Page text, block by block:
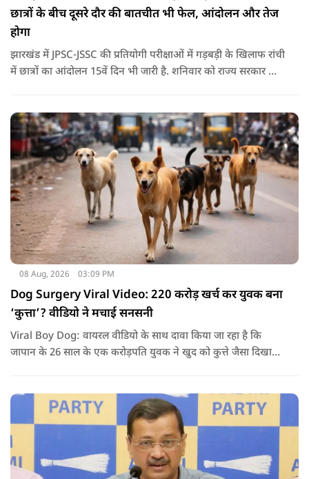
छात्रों के बीच दूसरे दौर की बातचीत भी फेल, आंदोलन और तेज
होगा
झारखंड में JPSC-JSSC की प्रतियोगी परीक्षाओं में गड़बड़ी के खिलाफ रांची
में छात्रों का आंदोलन 15वें दिन भी जारी है. शनिवार को राज्य सरकार और
08 Aug, 2026 03:09 PM
Dog Surgery Viral Video: 220 करोड़ खर्च कर युवक बना
‘कुत्ता’? वीडियो ने मचाई सनसनी
Viral Boy Dog: वायरल वीडियो के साथ दावा किया जा रहा है कि
जापान के 26 साल के एक करोड़पति युवक ने खुद को कुत्ते जैसा दिखाने
करवाईं और अब वह कुत्ते की तरह दिखने, चलने और रहने की कोशिश
करता है.